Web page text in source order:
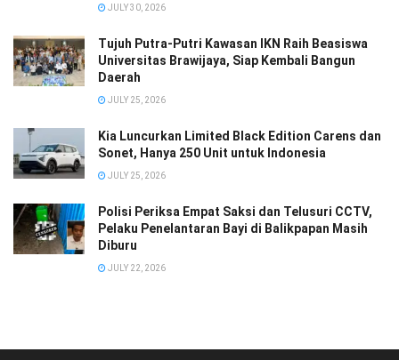
JULY 30, 2026
Tujuh Putra-Putri Kawasan IKN Raih Beasiswa
Universitas Brawijaya, Siap Kembali Bangun
Daerah
JULY 25, 2026
Kia Luncurkan Limited Black Edition Carens dan
Sonet, Hanya 250 Unit untuk Indonesia
JULY 25, 2026
Polisi Periksa Empat Saksi dan Telusuri CCTV,
Pelaku Penelantaran Bayi di Balikpapan Masih
Diburu
JULY 22, 2026